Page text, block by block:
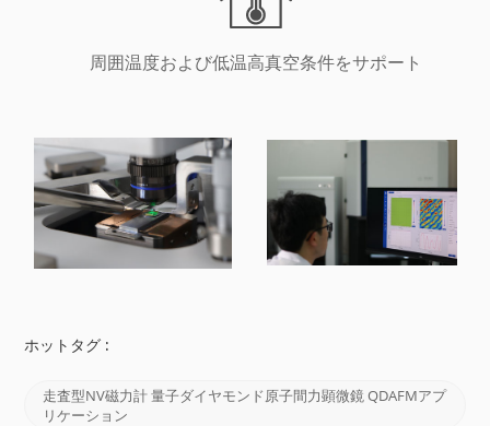
周囲温度および低温高真空条件をサポート
ホットタグ :
走査型NV磁力計 量子ダイヤモンド原子間力顕微鏡 QDAFMアプ
リケーション